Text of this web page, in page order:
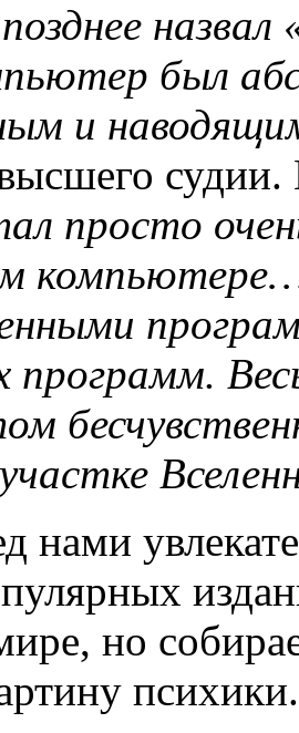
был
и
просто
программ.
нами
но
психики.